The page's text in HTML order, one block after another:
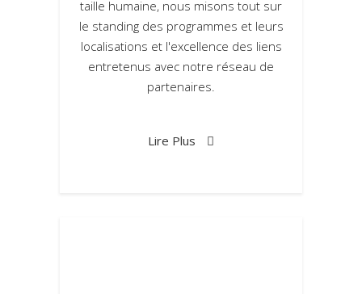
taille humaine, nous misons tout sur
le standing des programmes et leurs
localisations et l'excellence des liens
entretenus avec notre réseau de
partenaires.
Lire Plus